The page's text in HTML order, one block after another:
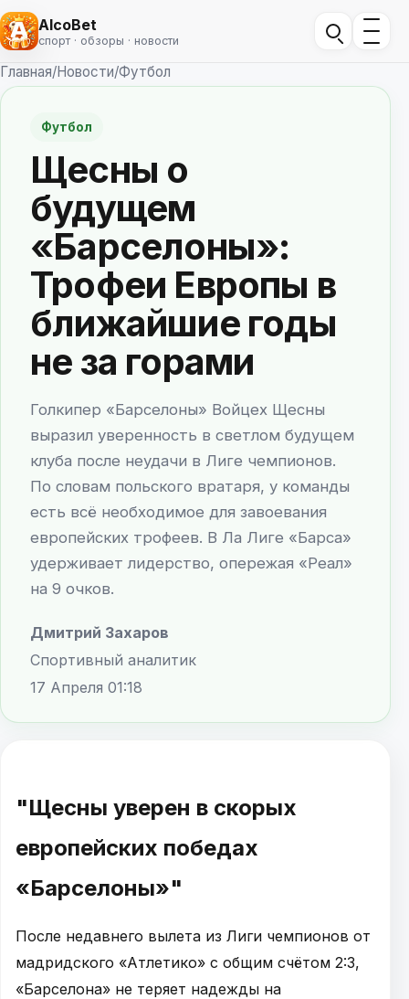
AlcoBet
спорт · обзоры · новости
Главная/Новости/Футбол
Футбол
Щесны о
будущем
«Барселоны»:
Трофеи Европы в
ближайшие годы
не за горами
Голкипер «Барселоны» Войцех Щесны
выразил уверенность в светлом будущем
клуба после неудачи в Лиге чемпионов.
По словам польского вратаря, у команды
есть всё необходимое для завоевания
европейских трофеев. В Ла Лиге «Барса»
удерживает лидерство, опережая «Реал»
на 9 очков.
Дмитрий Захаров
Спортивный аналитик
17 Апреля 01:18
"Щесны уверен в скорых
европейских победах
«Барселоны»"
После недавнего вылета из Лиги чемпионов от
мадридского «Атлетико» с общим счётом 2:3,
«Барселона» не теряет надежды на